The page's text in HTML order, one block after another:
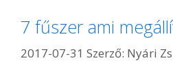
7 fűszer ami
2017-07-31 Szerző: Nyári